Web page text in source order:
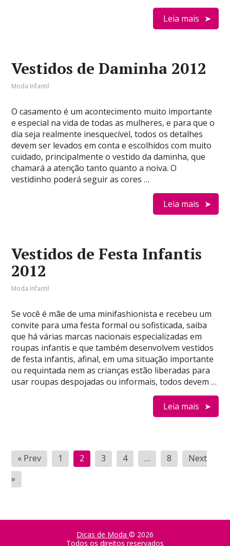
Leia mais
Vestidos de Daminha 2012
Moda Infantil
O casamento é um acontecimento muito importante
e especial na vida de todas as mulheres, e para que o
dia seja realmente inesquecível, todos os detalhes
devem ser levados em conta e escolhidos com muito
cuidado, principalmente o vestido da daminha, que
chamará a atenção tanto quanto a noiva. O
vestidinho poderá seguir as cores …
Leia mais
Vestidos de Festa Infantis
2012
Moda Infantil
Se você é mãe de uma minifashionista e recebeu um
convite para uma festa formal ou sofisticada, saiba
que há várias marcas nacionais especializadas em
roupas infantis e que também desenvolvem vestidos
de festa infantis, afinal, em uma situação importante
ou requintada nem as crianças estão liberadas para
usar roupas despojadas ou informais, todos devem …
Leia mais
Paginação
de
posts
« Prev 1 2 3 4 … 8
Next
»
Dicas de Moda © 2026
Todos os direitos reservados